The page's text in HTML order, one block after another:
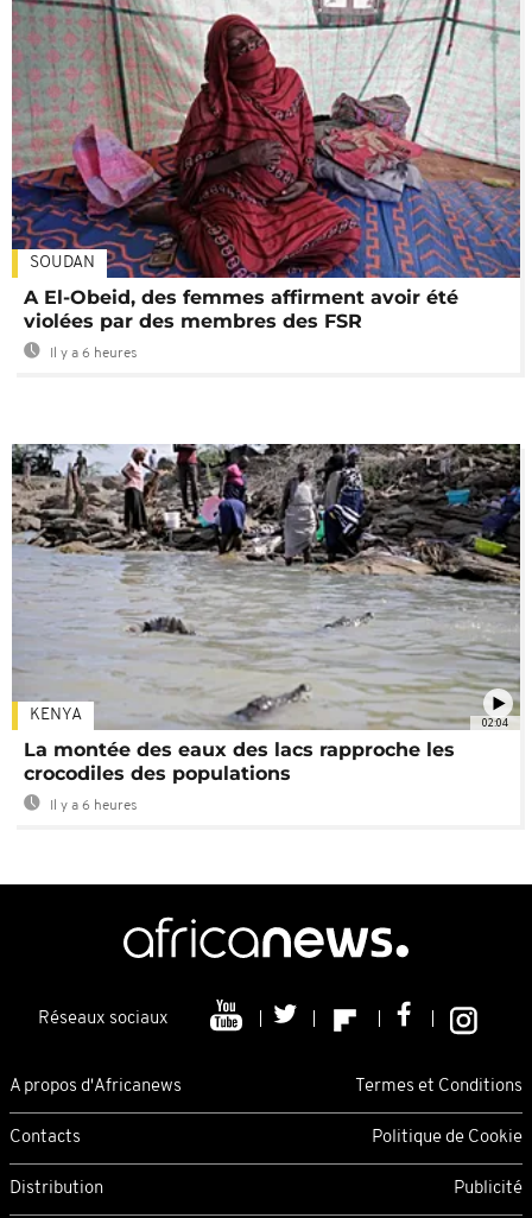
SOUDAN
A El-Obeid, des femmes affirment avoir été
violées par des membres des FSR
Il y a 6 heures
02:04
KENYA
La montée des eaux des lacs rapproche les
crocodiles des populations
Il y a 6 heures
Réseaux sociaux
A propos d'Africanews Termes et Conditions
Contacts Politique de Cookie
Distribution Publicité